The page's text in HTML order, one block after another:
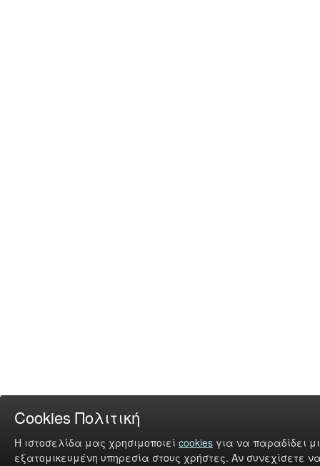
Cookies Πολιτική
Η ιστοσελίδα μας χρησιμοποιεί cookies για να παραδίδει
εξατομικευμένη υπηρεσία στους χρήστες. Αν συνεχίσετε